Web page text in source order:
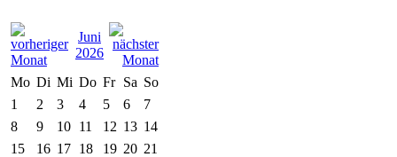
Juni
2026
Mo Di Mi Do Fr Sa So
1
2 3 4 5 6
7
8
9 10 11 12 13 14
15
16 17 18 19 20 21